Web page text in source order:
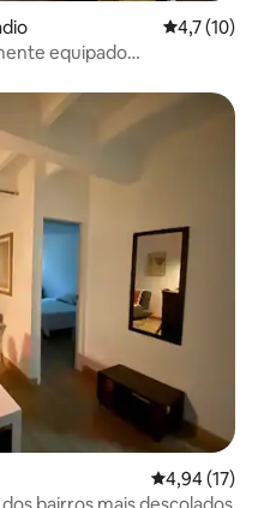
4,7 de uma
4,7 (10)
equipado
4,94 de uma
4,94 (17)